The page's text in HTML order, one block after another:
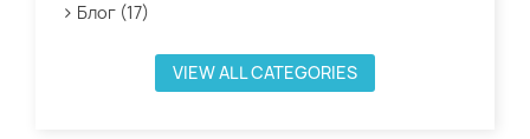
Блог (17)
VIEW ALL CATEGORIES